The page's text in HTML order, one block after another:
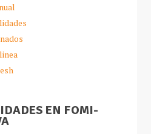
EN FOMI-